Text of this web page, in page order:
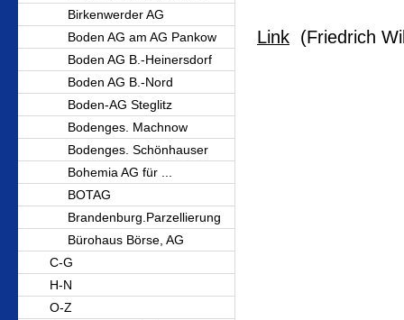
Birkenwerder AG
Boden AG am AG Pankow
Boden AG B.-Heinersdorf
Boden AG B.-Nord
Boden-AG Steglitz
Bodenges. Machnow
Bodenges. Schönhauser
Bohemia AG für ...
BOTAG
Brandenburg.Parzellierung
Bürohaus Börse, AG
C-G
H-N
O-Z
Link (Friedrich